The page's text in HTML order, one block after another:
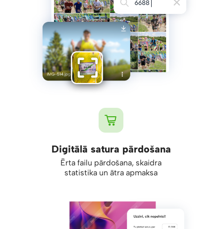
Digitālā satura pārdošana
Ērta failu pārdošana, skaidra
statistika un ātra apmaksa